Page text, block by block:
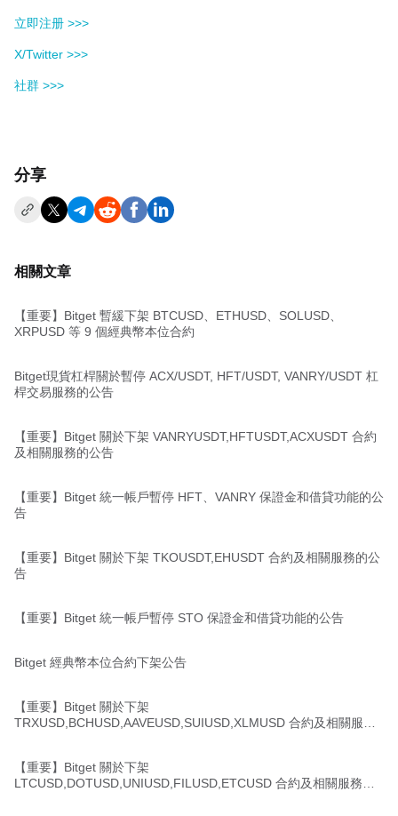
立即注册 >>>
X/Twitter >>>
社群 >>>
分享
相關文章
【重要】Bitget 暫緩下架 BTCUSD、ETHUSD、SOLUSD、
XRPUSD 等 9 個經典幣本位合約
Bitget現貨杠桿關於暫停 ACX/USDT, HFT/USDT, VANRY/USDT 杠
桿交易服務的公告
【重要】Bitget 關於下架 VANRYUSDT,HFTUSDT,ACXUSDT 合約
及相關服務的公告
【重要】Bitget 統一帳戶暫停 HFT、VANRY 保證金和借貸功能的公
告
【重要】Bitget 關於下架 TKOUSDT,EHUSDT 合約及相關服務的公
告
【重要】Bitget 統一帳戶暫停 STO 保證金和借貸功能的公告
Bitget 經典幣本位合約下架公告
【重要】Bitget 關於下架
TRXUSD,BCHUSD,AAVEUSD,SUIUSD,XLMUSD 合約及相關服務
【重要】Bitget 關於下架
LTCUSD,DOTUSD,UNIUSD,FILUSD,ETCUSD 合約及相關服務的